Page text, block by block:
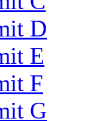
D
E
F
G